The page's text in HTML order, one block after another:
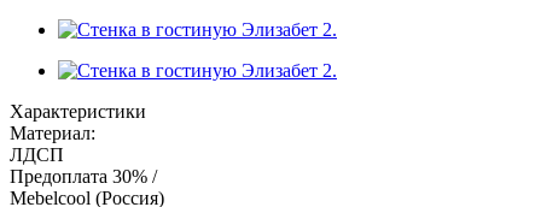
Характеристики
Материал:
ЛДСП
Предоплата 30% /
Mebelcool (Россия)